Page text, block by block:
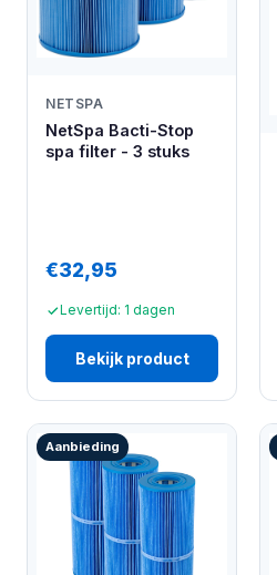
NETSPA
NetSpa Bacti-Stop
spa filter - 3 stuks
€32,95
Levertijd: 1 dagen
Bekijk product
Aanbieding